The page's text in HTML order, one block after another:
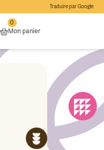
Traduire par Google
Mon panier
0